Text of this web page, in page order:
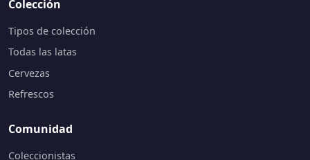
Colección
Tipos de colección
Todas las latas
Cervezas
Refrescos
Comunidad
Coleccionistas